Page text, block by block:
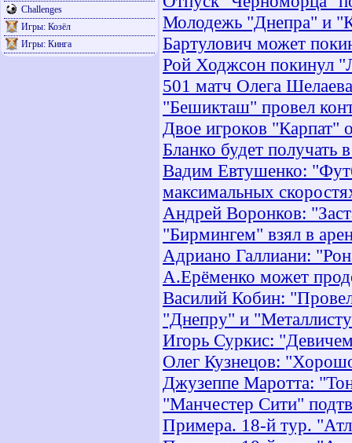
Challenges
Игры: Козёл
Игры: Кинга
Молодежь "Днепра" и
Бартулович может
Рой Ходжсон покинул
501 матч Олега Шелаева
"Бешикташ" провел
Двое игроков "Карпат"
Бланко будет получать
Вадим Евтушенко:
максимальных
Андрей Воронков:
"Бирмингем" взял в
Адриано Галлиани:
А.Ерёменко может
Василий Кобин:
"Днепру" и
Игорь Суркис:
Олег Кузнецов:
Джузеппе Маротта:
"Манчестер Сити"
Примера. 18-й тур.